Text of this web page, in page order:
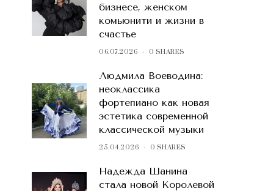
бизнесе, женском
комьюнити и жизни в
счастье
06.07.2026 0 SHARES
Людмила Воеводина:
неоклассика
фортепиано как новая
эстетика современной
классической музыки
25.04.2026 0 SHARES
Надежда Шанина
стала новой Королевой